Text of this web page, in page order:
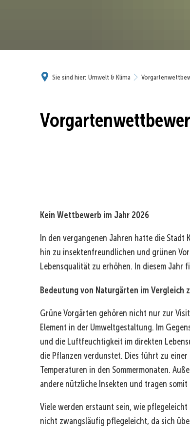
Sie sind hier: Umwelt & Klima
Kein Wettbewerb im Jahr 2026
In den vergangenen Jahren hatte die Stadt
hin zu insektenfreundlichen und grünen
Lebensqualität zu erhöhen. In diesem
Bedeutung von Naturgärten im Vergleich
Grüne Vorgärten gehören nicht nur zur
Element in der Umweltgestaltung. Im
und die Luftfeuchtigkeit im direkten
die Pflanzen verdunstet. Dies führt zu
Temperaturen in den Sommermonaten.
andere nützliche Insekten und tragen
Viele werden erstaunt sein, wie
nicht zwangsläufig pflegeleicht, da sich